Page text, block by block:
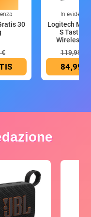
30
€
In evidenza
Logitech MX
S Tastiera
Wireless
119,99 €
84,99 €